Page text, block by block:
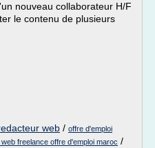
nouveau collaborateur H/F
le contenu de plusieurs
web / offre d'emploi
freelance offre d'emploi maroc /